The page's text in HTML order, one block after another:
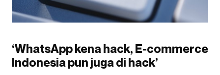
‘WhatsApp kena hack, E-commerce
Indonesia pun juga di hack’